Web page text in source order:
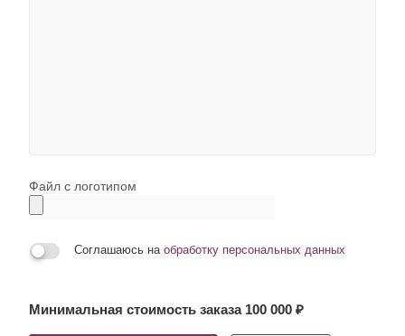
Файл с логотипом
Соглашаюсь на обработку персональных данных
Минимальная стоимость заказа 100 000 ₽